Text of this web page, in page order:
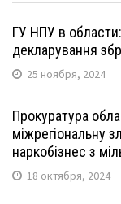
ГУ НПУ в
декларування
25 ноября, 2024
Прокуратура
міжрегіональну
наркобізнес з
18 октября, 2024